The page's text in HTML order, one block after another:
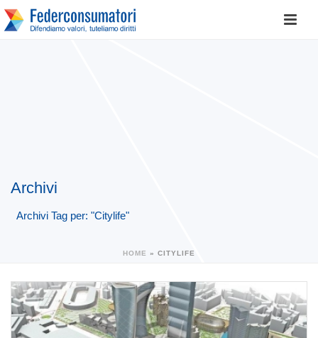
Archivi
Archivi Tag per: "Citylife"
HOME » CITYLIFE